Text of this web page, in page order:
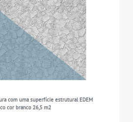
com uma superfície estrutural EDEM
cor branco 26,5 m2